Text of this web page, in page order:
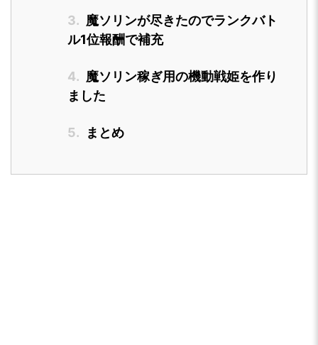
3. 魔ソリンが尽きたのでランクバト
ル1位報酬で補充
4. 魔ソリン稼ぎ用の機動戦姫を作り
ました
5. まとめ